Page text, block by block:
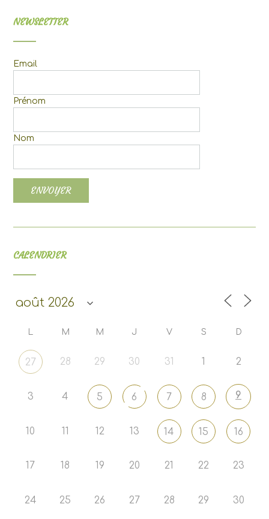
NEWSLETTER
Email
Prénom
Nom
CALENDRIER
L M M J V S D
27 28 29 30 31 1 2
3 4 5 6 7 8 9
10 11 12 13 14 15 16
17 18 19 20 21 22 23
24 25 26 27 28 29 30